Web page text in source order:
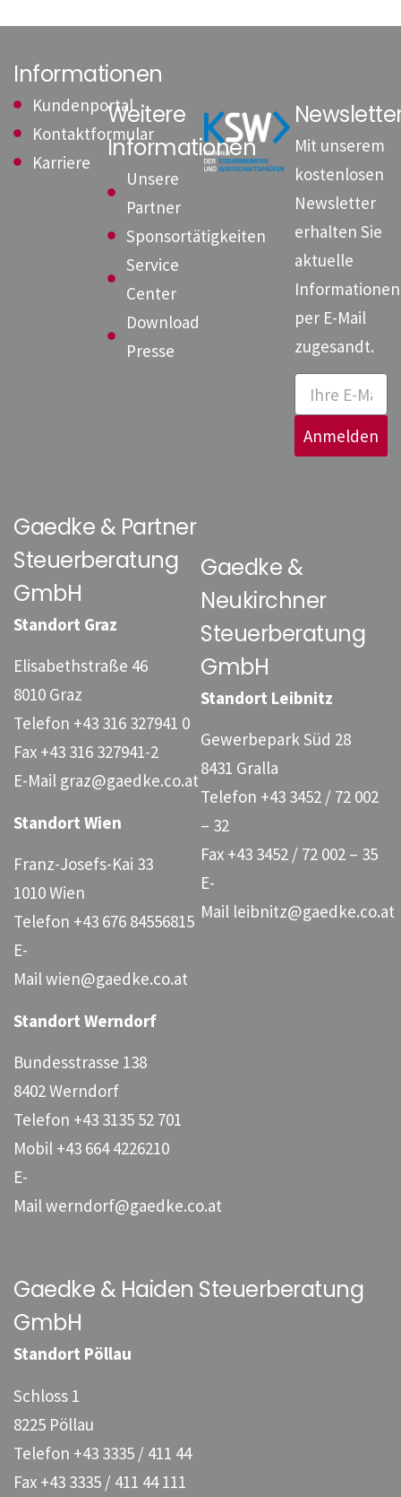
Informationen
Kundenportal
Kontaktformular
Karriere
Weitere
Informationen
Unsere
Partner
Sponsortätigkeiten
Service
Center
Download
Presse
Mit unserem
kostenlosen
Newsletter
erhalten Sie
aktuelle
Informationen
per E-Mail
zugesandt.
Anmelden
Gaedke & Partner
Steuerberatung
GmbH
Standort Graz
Elisabethstraße 46
8010 Graz
Telefon +43 316 327941 0
Fax +43 316 327941-2
E-Mail graz@gaedke.co.at
Standort Wien
Franz-Josefs-Kai 33
1010 Wien
Telefon +43 676 84556815
E-
Mailwien@gaedke.co.at
Standort Werndorf
Bundesstrasse 138
8402 Werndorf
Telefon +43 3135 52 701
Mobil +43 664 4226210
E-
Mailwerndorf@gaedke.co.at
Gaedke &
Neukirchner
Steuerberatung
GmbH
Standort Leibnitz
Gewerbepark Süd 28
8431 Gralla
Telefon +43 3452 / 72 002
– 32
Fax +43 3452 / 72 002 – 35
E-
Mail leibnitz@gaedke.co.at
Gaedke & Haiden Steuerberatung
GmbH
Standort Pöllau
Schloss 1
8225 Pöllau
Telefon +43 3335 / 411 44
Fax +43 3335 / 411 44 111